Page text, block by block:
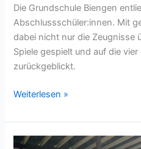
Die Grundschule Biengen
Abschlussschüler:innen. Mit
dabei nicht nur die Zeugnisse
Spiele gespielt und auf die
zurückgeblickt.
Weiterlesen »
Letzter